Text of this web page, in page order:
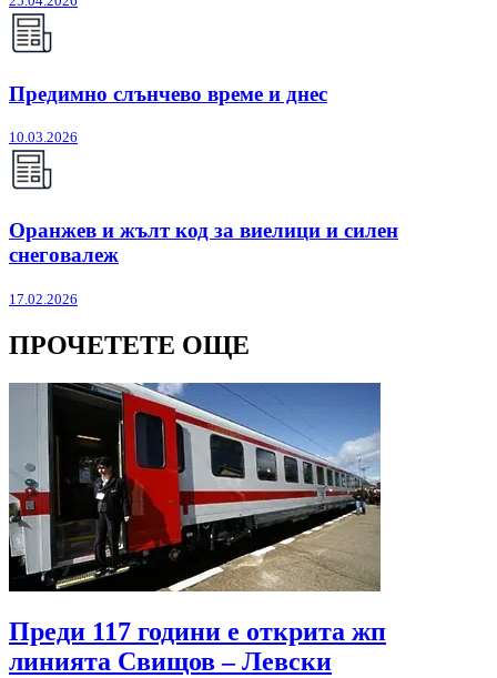
Предимно слънчево време и днес
10.03.2026
Оранжев и жълт код за виелици и силен
снеговалеж
17.02.2026
ПРОЧЕТЕТЕ ОЩЕ
Преди 117 години е открита жп
линията Свищов – Левски